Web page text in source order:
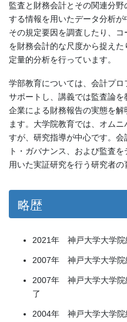
監査と財務会計とその関連分
する情報を用いたデータ分析
その規定要因を調査したり、
を財務会計的な尺度から捉え
定量的分析を行っています。
学部教育については、会計プ
サポートし、講義では監査論を
企業による財務報告の実態を
ます。大学院教育では、オム
すが、研究指導が中心です。
ト・ガバナンス、および監査
用いた実証研究を行う研究者の
略歴
2021年 神戸大学大学院
2007年 神戸大学大学院
2007年 神戸大学大学院
了
2004年 神戸大学大学院